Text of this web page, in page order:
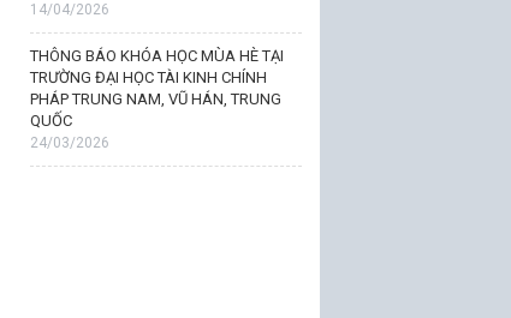
14/04/2026
THÔNG BÁO KHÓA HỌC MÙA HÈ TẠI
TRƯỜNG ĐẠI HỌC TÀI KINH CHÍNH
PHÁP TRUNG NAM, VŨ HÁN, TRUNG
QUỐC
24/03/2026